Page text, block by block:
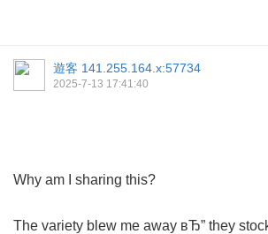
遊客 141.255.164.x:57734
2025-7-13 17:41:40
Why am I sharing this?
The variety blew me away вЂ” they